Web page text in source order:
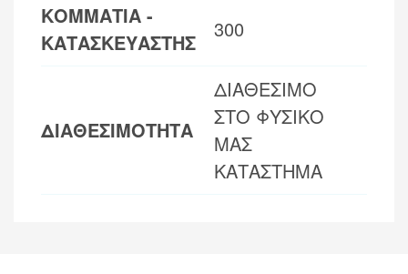
ΚΟΜΜΑΤΙΑ -
ΚΑΤΑΣΚΕΥΑΣΤΗΣ
300
ΔΙΑΘΕΣΙΜΟΤΗΤΑ
ΔΙΑΘΕΣΙΜΟ
ΣΤΟ ΦΥΣΙΚΟ
ΜΑΣ
ΚΑΤΑΣΤΗΜΑ